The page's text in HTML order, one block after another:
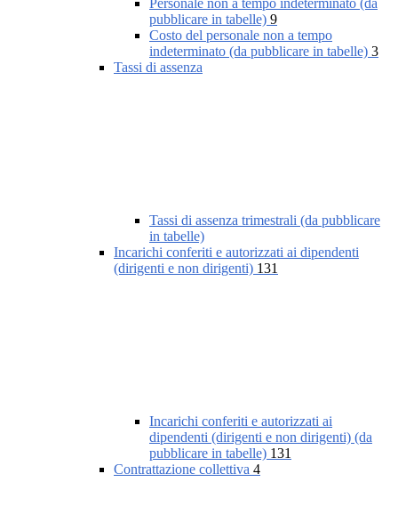
Personale non a tempo indeterminato (da
pubblicare in tabelle) 9
Costo del personale non a tempo
indeterminato (da pubblicare in tabelle) 3
Tassi di assenza
Tassi di assenza trimestrali (da pubblicare
in tabelle)
Incarichi conferiti e autorizzati ai dipendenti
(dirigenti e non dirigenti) 131
Incarichi conferiti e autorizzati ai
dipendenti (dirigenti e non dirigenti) (da
pubblicare in tabelle) 131
Contrattazione collettiva 4